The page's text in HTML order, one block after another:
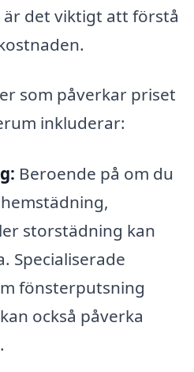
är det viktigt att förstå
som påverkar priset
inkluderar:
Beroende på om du
storstädning kan
Specialiserade
fönsterputsning
också påverka